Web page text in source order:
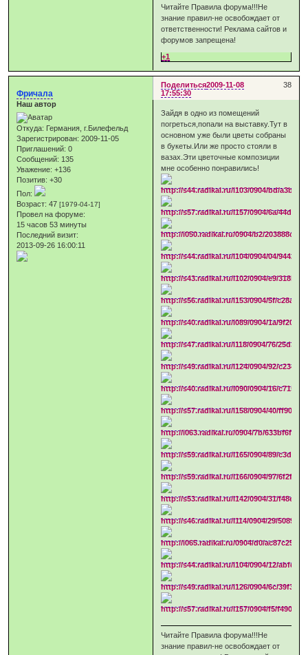
Читайте Правила форума!!!Не
знание правил-не освобождает от
ответственности! Реклама сайтов и
форумов запрещена!
+1
Поделиться 38
2009-11-08
17:55:30
Фричала
Наш автор
Откуда: Германия, г.Билефельд
Зарегистрирован: 2009-11-05
Приглашений: 0
Сообщений: 135
Уважение: +136
Позитив: +30
Пол:
Возраст: 47[1979-04-17]
Провел на форуме:
15 часов 53 минуты
Последний визит:
2013-09-26 16:00:11
Зайдя в одно из помещений
погреться,попали на выставку.Тут в
основном уже были цветы собраны
в букеты.Или же просто стояли в
вазах.Эти цветочные композиции
мне особенно понравились!
Читайте Правила форума!!!Не
знание правил-не освобождает от